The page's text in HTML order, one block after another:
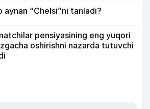
aynan “Chelsi”ni tanladi?
pensiyasining eng yuqori
oshirishni nazarda tutuvchi